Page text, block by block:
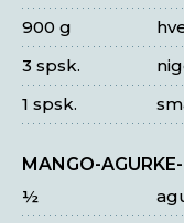
900 g
3 spsk.
1 spsk.
MANGO-
½